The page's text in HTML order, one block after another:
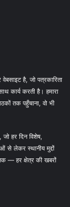
है, जो पत्रकारिता
कार्य करती है। हमारा
तक पहुँचाना, वो भी
हर दिन विशेष,
से लेकर स्थानीय मुद्दों
— हर क्षेत्र की खबरों